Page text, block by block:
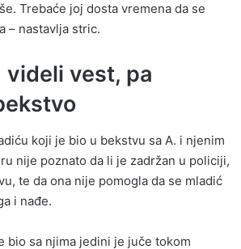
Trebaće joj dosta vremena da se
– nastavlja stric.
videli vest, pa
koji je bio u bekstvu sa A. i njenim
nije poznato da li je zadržan u policiji,
te da ona nije pomogla da se mladić
i nađe.
bio sa njima jedini je juče tokom